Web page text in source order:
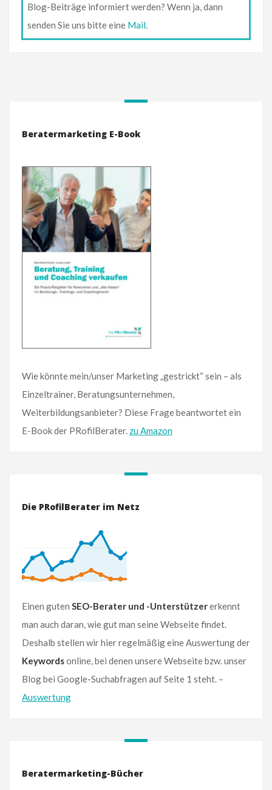
Blog-Beiträge informiert werden? Wenn ja, dann
senden Sie uns bitte eine Mail
Beratermarketing E-Book
Wie könnte mein/unser Marketing „gestrickt“ sein – als
Einzeltrainer, Beratungsunternehmen,
Weiterbildungsanbieter? Diese Frage beantwortet ein
E-Book der PRofilBerater. zu Amazon
Die PRofilBerater im Netz
Einen guten SEO-Berater und -Unterstützererkennt
man auch daran, wie gut man seine Webseite findet.
Deshalb stellen wir hier regelmäßig eine Auswertung der
Keywordsonline, bei denen unsere Webseite bzw. unser
Blog bei Google-Suchabfragen auf Seite 1 steht. –
Auswertung
Beratermarketing-Bücher